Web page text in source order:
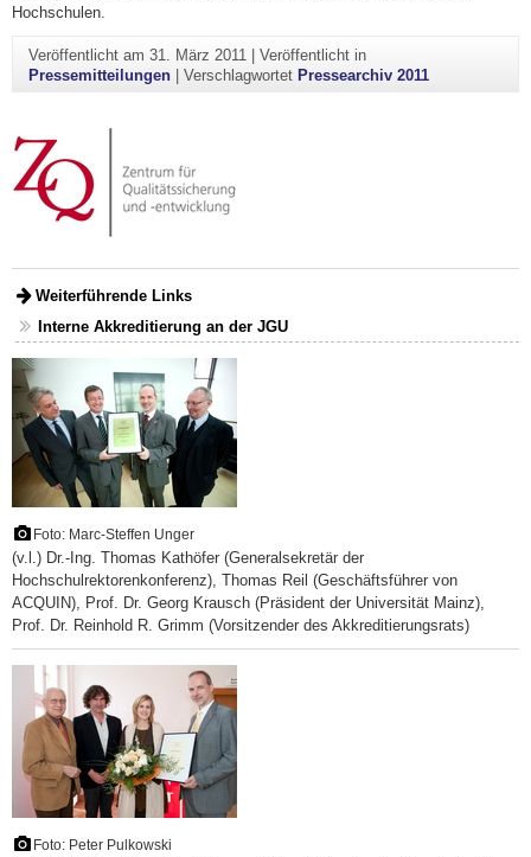
Hochschulen.
Veröffentlicht am 31. März 2011 | Veröffentlicht in
Pressemitteilungen| Verschlagwortet Pressearchiv 2011
Weiterführende Links
Interne Akkreditierung an der JGU
Foto: Marc-Steffen Unger
(v.l.) Dr.-Ing. Thomas Kathöfer (Generalsekretär der
Hochschulrektorenkonferenz), Thomas Reil (Geschäftsführer von
ACQUIN), Prof. Dr. Georg Krausch (Präsident der Universität Mainz),
Prof. Dr. Reinhold R. Grimm (Vorsitzender des Akkreditierungsrats)
Foto: Peter Pulkowski